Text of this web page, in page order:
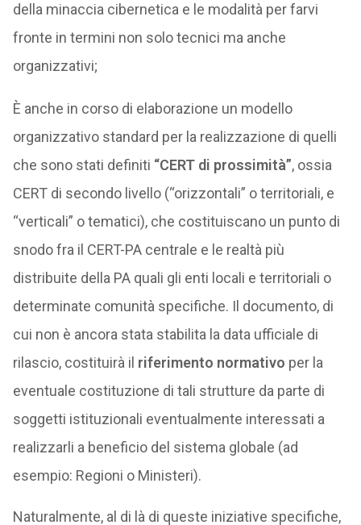
della minaccia cibernetica e le modalità per farvi
fronte in termini non solo tecnici ma anche
organizzativi;
È anche in corso di elaborazione un modello
organizzativo standard per la realizzazione di quelli
che sono stati definiti “CERT di prossimità”, ossia
CERT di secondo livello (“orizzontali” o territoriali, e
“verticali” o tematici), che costituiscano un punto di
snodo fra il CERT-PA centrale e le realtà più
distribuite della PA quali gli enti locali e territoriali o
determinate comunità specifiche. Il documento, di
cui non è ancora stata stabilita la data ufficiale di
rilascio, costituirà il riferimento normativo per la
eventuale costituzione di tali strutture da parte di
soggetti istituzionali eventualmente interessati a
realizzarli a beneficio del sistema globale (ad
esempio: Regioni o Ministeri).
Naturalmente, al di là di queste iniziative specifiche,